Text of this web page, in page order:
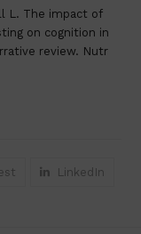
L. The impact of
on cognition in
review. Nutr
LinkedIn